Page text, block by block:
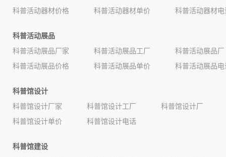
科普活动器材价格
科普活动器材单价 科普活动器材电
科普活动展品
科普活动展品厂家
科普活动展品工厂
科普活动展品厂
科普活动展品价格
科普活动展品单价 科普活动展品电
科普馆设计
科普馆设计厂家
科普馆设计工厂
科普馆设计厂
科普馆设计单价
科普馆设计电话
科普馆建设